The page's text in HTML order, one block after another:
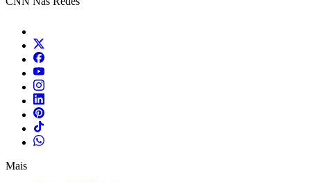
Mais